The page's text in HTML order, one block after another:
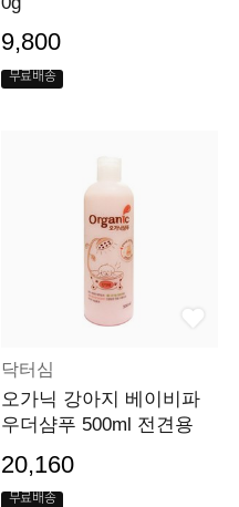
9,800
무료배송
닥터심
오가닉 강아지 베이비파
우더샴푸 500ml 전견용
20,160
무료배송